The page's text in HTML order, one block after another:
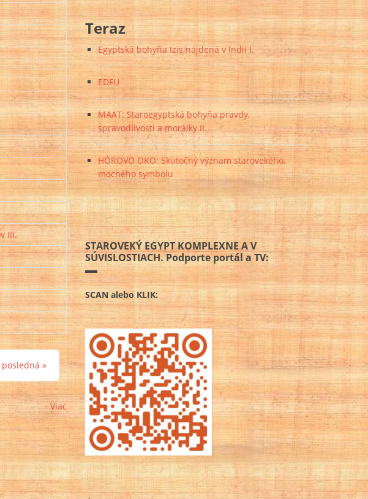
III.
posledná »
Viac
Teraz
Egyptská bohyňa Izis nájdená v Indii I.
EDFU
MAAT: Staroegyptská bohyňa pravdy,
spravodlivosti a morálky II.
HÓROVO OKO: Skutočný význam starovekého,
mocného symbolu
STAROVEKÝ EGYPT KOMPLEXNE A V
SÚVISLOSTIACH. Podporte portál a TV:
SCAN alebo KLIK: